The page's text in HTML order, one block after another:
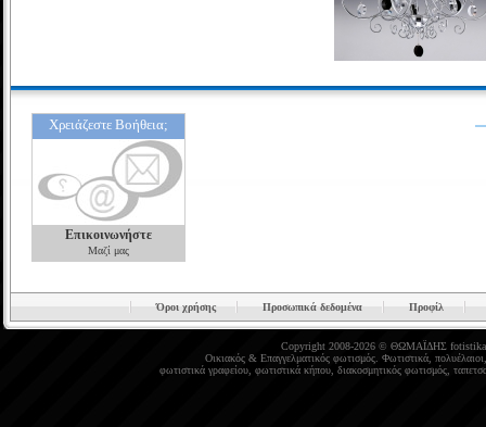
Χρειάζεστε Βοήθεια;
Επικοινωνήστε
Μαζί μας
Όροι χρήσης Προσωπικά δεδομένα Προφίλ
Copyright 2008-2026 © ΘΩΜΑΪΔΗΣ
Οικιακός& Επαγγελματικός φωτισμός. Φωτιστικά, πολυέλαιοι
φωτιστικά γραφείου, φωτιστικά κήπου, διακοσμητικός φωτισμός,